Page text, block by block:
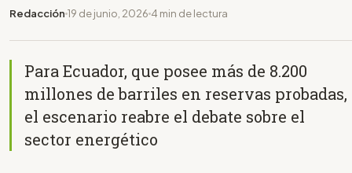
Redacción 19 de junio, 2026 4 min de lectura
Para Ecuador, que posee más de 8.200
millones de barriles en reservas probadas,
el escenario reabre el debate sobre el
sector energético